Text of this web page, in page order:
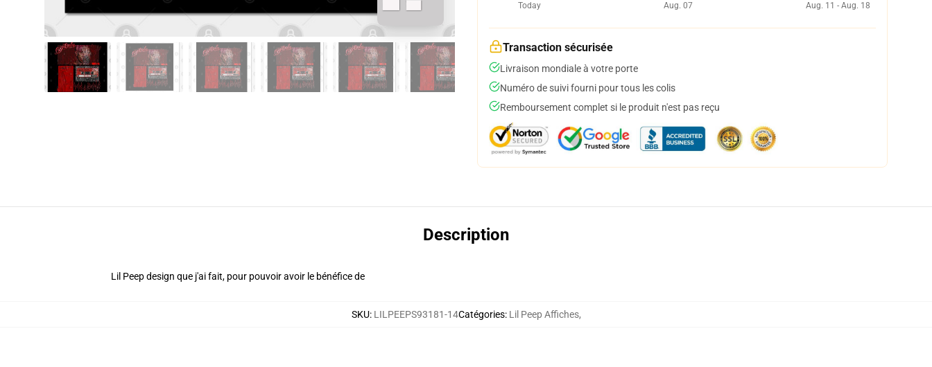
Today
Aug. 07
Aug. 11 - Aug. 18
Transaction sécurisée
Livraison mondiale à votre porte
Numéro de suivi fourni pour tous les colis
Remboursement complet si le produit n'est pas reçu
Description
Lil Peep design que j'ai fait, pour pouvoir avoir le bénéfice de
SKU: LILPEEPS93181-14Catégories: Lil Peep Affiches,